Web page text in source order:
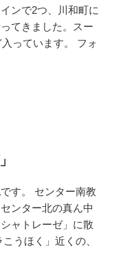
ンで2つ、川和町に
てきました。スー
っています。 フォ
す。 センター南教
ンター北の真ん中
ャトレーゼ」に散
うほく」近くの、